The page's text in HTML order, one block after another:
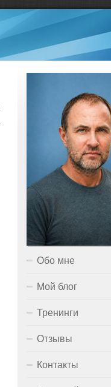
Обо мне
Мой блог
Тренинги
Отзывы
Контакты